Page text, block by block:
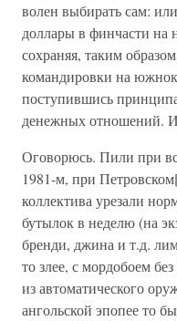
волен выбирать сам:
доллары в финчасти на
сохраняя, таким
командировки на
поступившись
денежных отношений.
Оговорюсь. Пили при
1981-м, при
коллектива урезали
бутылок в неделю (на
бренди, джина и т.д.
то злее, с мордобоем
из автоматического
ангольской эпопее то